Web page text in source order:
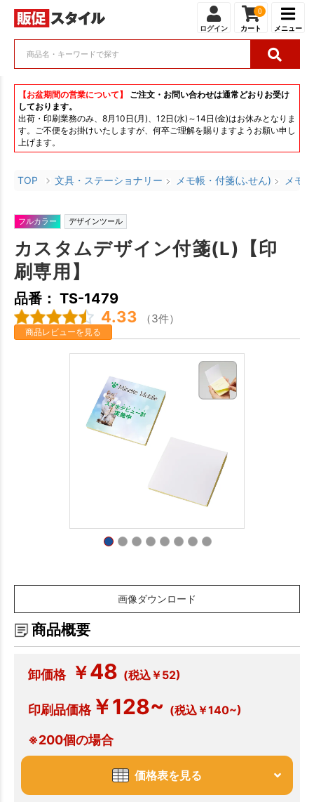
ログイン
0
カート メニュー
【お盆期間の営業について】
ご注文・お問い合わせは通常どおりお受け
しております。
出荷・印刷業務のみ、8月10日(月)、12日(水)～14日(金)はお休みとなりま
す。ご不便をお掛けいたしますが、何卒ご理解を賜りますようお願い申し
上げます。
TOP 文具・ステーショナリー メモ帳・付箋(ふせん) メモ
フルカラー デザインツール
カスタムデザイン付箋(L)【印
刷専用】
品番： TS-1479
4.33 （3件）
商品レビューを見る
画像ダウンロード
商品概要
卸価格 ￥48 (税込￥52)
印刷品価格￥128~ (税込￥140~)
※200個の場合
価格表を見る